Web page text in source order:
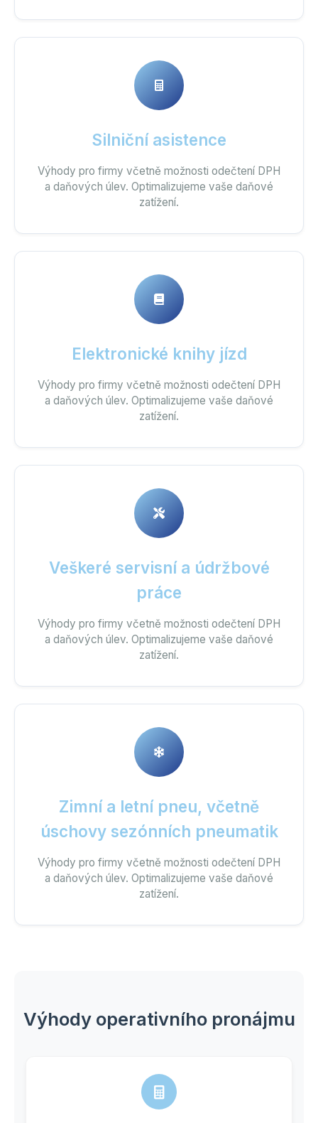
Silniční asistence
Výhody pro firmy včetně možnosti odečtení DPH
a daňových úlev. Optimalizujeme vaše daňové
zatížení.
Elektronické knihy jízd
Výhody pro firmy včetně možnosti odečtení DPH
a daňových úlev. Optimalizujeme vaše daňové
zatížení.
Veškeré servisní a údržbové
práce
Výhody pro firmy včetně možnosti odečtení DPH
a daňových úlev. Optimalizujeme vaše daňové
zatížení.
Zimní a letní pneu, včetně
úschovy sezónních pneumatik
Výhody pro firmy včetně možnosti odečtení DPH
a daňových úlev. Optimalizujeme vaše daňové
zatížení.
Výhody operativního pronájmu